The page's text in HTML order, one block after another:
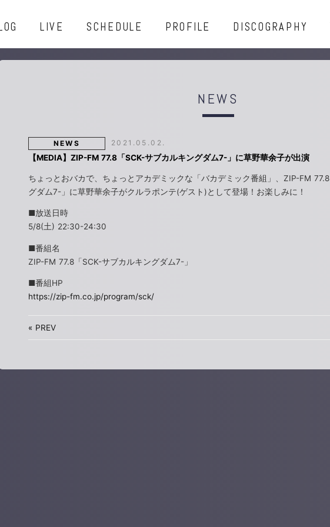
LIVE SCHEDULE PROFILE DISCOGRAPHY
NEWS
NEWS 2021.05.02.
【MEDIA】ZIP-FM 77.8「SCK-サブカルキングダム7-」に草野華余子が出演
ちょっとおバカで、ちょっとアカデミックな「バカデミック番組」、ZIP-FM
グダム7-」に草野華余子がクルラポンテ(ゲスト)として登場！お楽しみに！
■放送日時
5/8(土) 22:30-24:30
■番組名
ZIP-FM 77.8「SCK-サブカルキングダム7-」
■番組HP
https://zip-fm.co.jp/program/sck/
« PREV